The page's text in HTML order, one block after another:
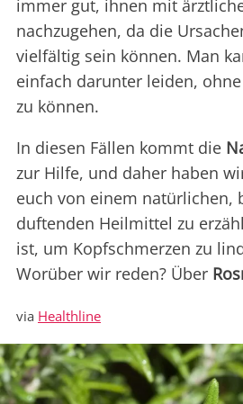
immer gut, ihnen mit
nachzugehen, da die
vielfältig sein können. Man
einfach darunter leiden,
zu können.
In diesen Fällen kommt die
zur Hilfe, und daher haben
euch von einem natürlichen,
duftenden Heilmittel zu
ist, um Kopfschmerzen zu
Worüber wir reden? Über
via Healthline